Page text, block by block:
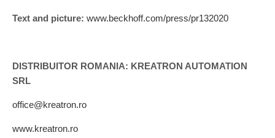
Text and picture: www.beckhoff.com/press/pr132020
DISTRIBUITOR ROMANIA: KREATRON AUTOMATION
SRL
office@kreatron.ro
www.kreatron.ro